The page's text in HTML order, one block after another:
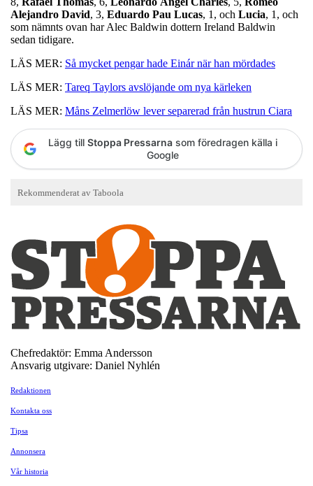
Alejandro David, 3, Eduardo Pau Lucas, 1, och Lucia, 1, och
som nämnts ovan har Alec Baldwin dottern Ireland Baldwin
sedan tidigare.
LÄS MER: Så mycket pengar hade Einár när han mördades
LÄS MER: Tareq Taylors avslöjande om nya kärleken
LÄS MER: Måns Zelmerlöw lever separerad från hustrun Ciara
Lägg till Stoppa Pressarna som föredragen källa i
Google
Chefredaktör: Emma Andersson
Ansvarig utgivare: Daniel Nyhlén
Redaktionen
Kontakta oss
Tipsa
Annonsera
Vår historia